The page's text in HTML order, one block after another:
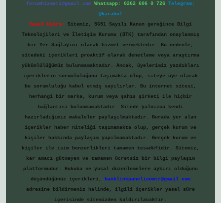
forumhizmeti@gmail.com Whatsapp: 0262 606 0 726 Telegram:
@karabul
Yasal Uyarı:
Sitemiz, 5651 Sayılı Kanun gereğince Bilgi
Teknolojileri ve İletişim Kurumu (BTK) tarafından onaylanmış
bir Yer Sağlayıcı olarak hizmet vermektedir. Bu nedenle,
sitedeki içerikleri proaktif olarak denetleme veya araştırma
yükümlülüğümüz bulunmamaktadır. Ancak, üyelerimiz yazdıkları
içeriklerin sorumluluğunu taşımakta olup, siteye üye olarak
bu sorumluluğu kabul etmiş sayılırlar. Bu internet sitesi,
herhangi bir marka, kurum veya şahıs şirketi ile hiçbir
bağlantısı bulunmamaktadır. Sitede yalnızca kendi
hazırladığımız makaleler paylaşılmaktadır. Burada yer alan
içerikler haber niteliği taşımamakta olup, gerçek kurum ve
kişiler hakkında paylaşım yapılmamaktadır. Gerçek kurum ve
kişiler ile isim benzerlikleri tamamen tesadüfidir. Sitemiz,
kar amacı gütmeyen ve tamamen ücretsiz bir bilgi paylaşım
platformudur. Hukuka ve yasal düzenlemelere aykırı olduğunu
düşündüğünüz içerikleri,
backlinkpanelicomtr@gmail.com
adresine bildirmeniz halinde, ilgili içerikler yasal süre
içerisinde sitemizden kaldırılacaktır.